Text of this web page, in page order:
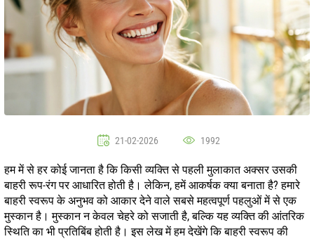
21-02-2026 1992
हम में से हर कोई जानता है कि किसी व्यक्ति से पहली मुलाकात अक्सर उसकी
बाहरी रूप-रंग पर आधारित होती है। लेकिन, हमें आकर्षक क्या बनाता है? हमारे
बाहरी स्वरूप के अनुभव को आकार देने वाले सबसे महत्वपूर्ण पहलुओं में से एक
मुस्कान है। मुस्कान न केवल चेहरे को सजाती है, बल्कि यह व्यक्ति की आंतरिक
स्थिति का भी प्रतिबिंब होती है। इस लेख में हम देखेंगे कि बाहरी स्वरूप की